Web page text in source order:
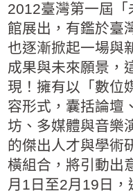
2012臺灣第一屆
館展出，有鑑於臺
也逐漸掀起一場與
成果與未來願景，
現！擁有以「數位
容形式，囊括論壇
坊、多媒體與音樂
的傑出人才與學術
橫組合，將引動出
月1日至2月19日